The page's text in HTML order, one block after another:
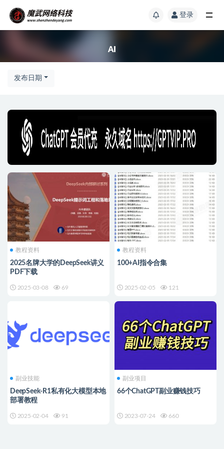
登录
AI
发布日期
教程资料
2025名牌大学的DeepSeek讲义
PDF下载
2025-03-08 69
教程资料
100+AI指令合集
2025-02-05 121
副业技能
DeepSeek-R1私有化大模型本地
部署教程
2025-02-04 91
副业项目
66个ChatGPT副业赚钱技巧
2023-07-24 660